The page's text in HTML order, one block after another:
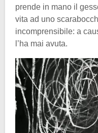
prende in mano il
vita ad uno
incomprensibile: a
l’ha mai avuta.